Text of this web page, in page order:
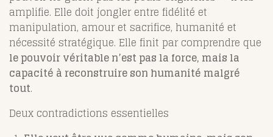
amplifie. Elle doit jongler entre fidélité et
manipulation, amour et sacrifice, humanité et
nécessité stratégique. Elle finit par comprendre que
le pouvoir véritable n’est pas la force, mais la
capacité à reconstruire son humanité malgré
tout.
Deux contradictions essentielles